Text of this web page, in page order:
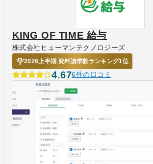
KING OF TIME 給与
株式会社ヒューマンテクノロジーズ
2026上半期 資料請求数ランキング1位
4.676件の口コミ